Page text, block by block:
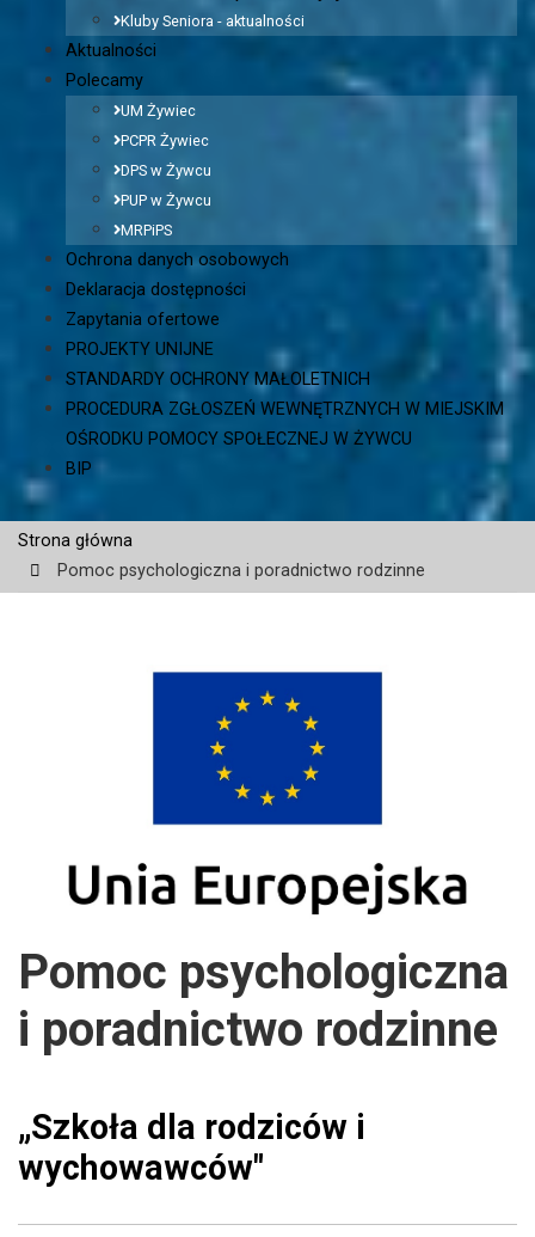
Kluby Seniora - aktualności
Aktualności
Polecamy
UM Żywiec
PCPR Żywiec
DPS w Żywcu
PUP w Żywcu
MRPiPS
Ochrona danych osobowych
Deklaracja dostępności
Zapytania ofertowe
PROJEKTY UNIJNE
STANDARDY OCHRONY MAŁOLETNICH
PROCEDURA ZGŁOSZEŃ WEWNĘTRZNYCH W MIEJSKIM
OŚRODKU POMOCY SPOŁECZNEJ W ŻYWCU
BIP
Strona główna
Pomoc psychologiczna i poradnictwo rodzinne
Pomoc psychologiczna
i poradnictwo rodzinne
„Szkoła dla rodziców i
wychowawców"